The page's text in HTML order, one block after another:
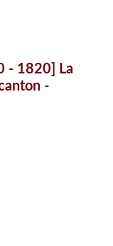
- 1820] La
-